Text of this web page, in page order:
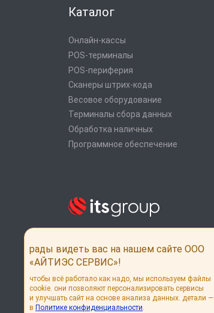
рынка
Дистрибуция POS оборудования
Россия, г. Москва, ул. Выборгская, 16,
стр. 1
Каталог
Онлайн-кассы
POS-терминалы
POS-периферия
Сканеры штрих-кода
Весовое оборудование
Терминалы сбора данных
Обработка наличных
Программное обеспечение
рады видеть вас на нашем сайте ООО
«АЙТИЭС СЕРВИС»!
чтобы всё работало как надо, мы используем файлы
cookie. они позволяют персонализировать сервисы
и улучшать сайт на основе анализа данных. детали —
в Политике конфиденциальности.